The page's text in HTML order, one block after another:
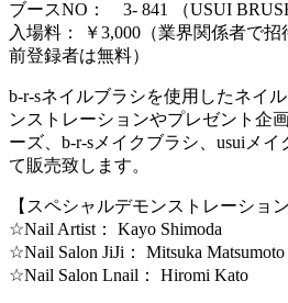
ブースNO： 3- 841 （USUI
入場料： ￥3,000（業界関係者で
前登録者は無料）
b-r-sネイルブラシを使用したネイ
ンストレーションやプレゼント企
ーズ、b-r-sメイクブラシ、usuiメ
て販売致します。
【スペシャルデモンストレーション
☆Nail Artist： Kayo Shimoda
☆Nail Salon JiJi： Mitsuka Matsumoto
☆Nail Salon Lnail： Hiromi Kato